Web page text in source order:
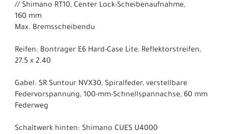
// Shimano RT10, Center Lock-Scheibenaufnahme,
160 mm
Max. Bremsscheibendu
Reifen: Bontrager E6 Hard-Case Lite, Reflektorstreifen,
27.5 x 2.40
Gabel: SR Suntour NVX30, Spiralfeder, verstellbare
Federvorspannung, 100-mm-Schnellspannachse, 60 mm
Federweg
Schaltwerk hinten: Shimano CUES U4000